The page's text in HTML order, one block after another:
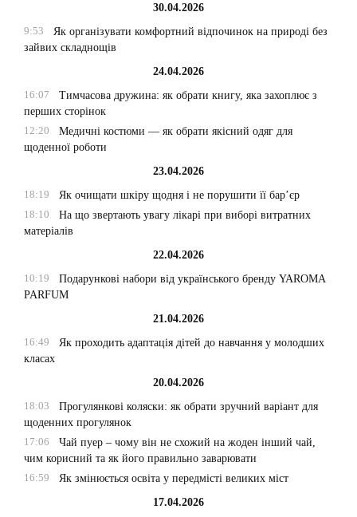
30.04.2026
9:53
Як організувати комфортний відпочинок на природі без
зайвих складнощів
24.04.2026
16:07
Тимчасова дружина: як обрати книгу, яка захоплює з
перших сторінок
12:20
Медичні костюми — як обрати якісний одяг для
щоденної роботи
23.04.2026
18:19
Як очищати шкіру щодня і не порушити її бар’єр
18:10
На що звертають увагу лікарі при виборі витратних
матеріалів
22.04.2026
10:19
Подарункові набори від українського бренду YAROMA
PARFUM
21.04.2026
16:49
Як проходить адаптація дітей до навчання у молодших
класах
20.04.2026
18:03
Прогулянкові коляски: як обрати зручний варіант для
щоденних прогулянок
17:06
Чай пуер – чому він не схожий на жоден інший чай,
чим корисний та як його правильно заварювати
16:59
Як змінюється освіта у передмісті великих міст
17.04.2026